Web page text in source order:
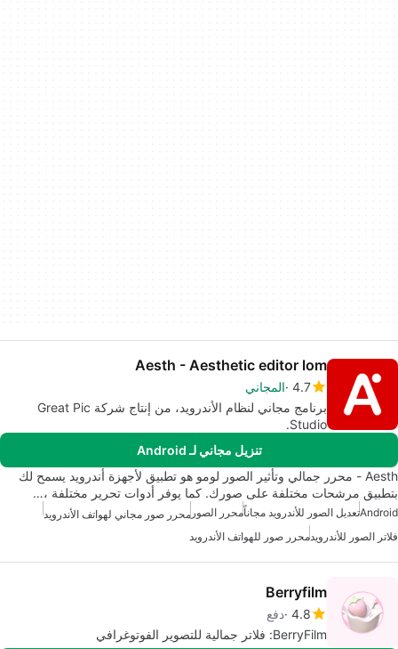
Aesth - Aesthetic editor lom
4.7 المجاني
برنامج مجاني لنظام الأندرويد، من إنتاج شركة Great Pic
Studio.
تنزيل مجاني لـ Android
Aesth - محرر جمالي وتأثير الصور لومو هو تطبيق لأجهزة أندرويد يسمح لك
بتطبيق مرشحات مختلفة على صورك. كما يوفر أدوات تحرير مختلفة ،…
Androidتعديل الصور للأندرويد مجاناًمحرر الصور محرر صور مجاني لهواتف الأندرويد
فلاتر الصور للأندرويدمحرر صور للهواتف الأندرويد
Berryfilm
4.8 دفع
BerryFilm: فلاتر جمالية للتصوير الفوتوغرافي